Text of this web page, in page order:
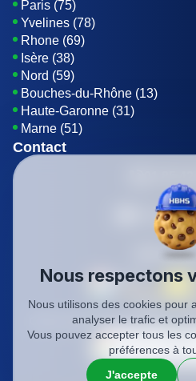
Paris (75)
Yvelines (78)
Rhone (69)
Isère (38)
Nord (59)
Bouches-du-Rhône (13)
Haute-Garonne (31)
Marne (51)
Contact
Envoyer
Être
SIREN:
Charte qualité Mentions légales
Nous respectons
Nous utilisons des cookies pour
analyser le trafic et
Vous pouvez accepter tous les
préférences à
J'accepte